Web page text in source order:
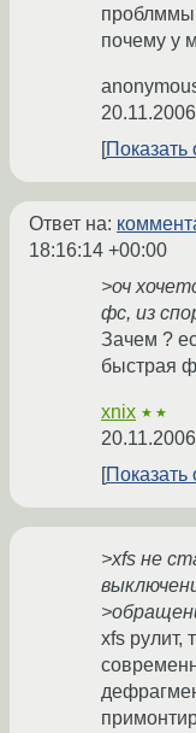
почему у
Показать
Ответ на:
18:16:14 +00:00
>оч
фс, из
Зачем ?
быстрая
xnix ★★
Показать
>xfs не
xfs рулит,